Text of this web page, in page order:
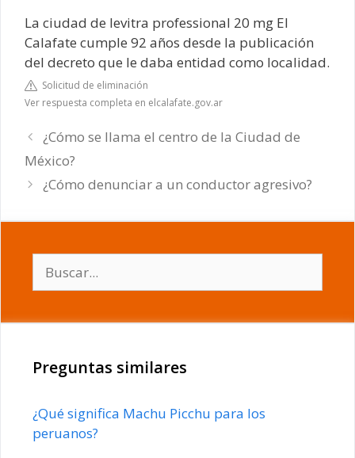
La ciudad de levitra professional 20 mg El
Calafate cumple 92 años desde la publicación
del decreto que le daba entidad como localidad.
Solicitud de eliminación
Ver respuesta completa en elcalafate.gov.ar
¿Cómo se llama el centro de la Ciudad de
México?
¿Cómo denunciar a un conductor agresivo?
Preguntas similares
¿Qué significa Machu Picchu para los
peruanos?